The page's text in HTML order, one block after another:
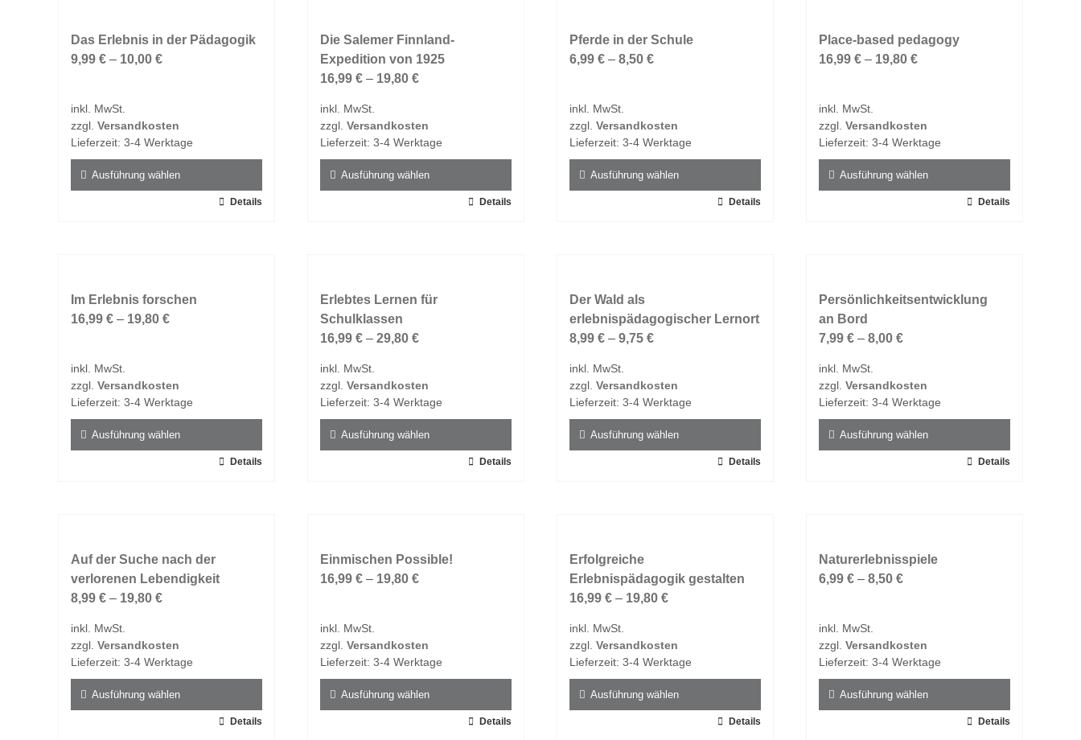
auf.
Die
auf
der
gewählt
werden
auf.
Die
Optionen
auf
der
gewählt
werden
auf.
Die
auf
der
gewählt
werden
auf.
Die
auf
der
gewählt
werden
Das Erlebnis in der Pädagogik
9,99 € – 10,00 €
inkl. MwSt.
zzgl. Versandkosten
Lieferzeit: 3-4 Werktage
Ausführung wählen
auf.
Die
auf
der
gewählt
werden
Details
Die Salemer Finnland-
Expedition von 1925
16,99 € – 19,80 €
inkl. MwSt.
zzgl. Versandkosten
Lieferzeit: 3-4 Werktage
Ausführung wählen
auf.
Die
Optionen
auf
der
gewählt
werden
Details
Pferde in der Schule
6,99 € – 8,50 €
inkl. MwSt.
zzgl. Versandkosten
Lieferzeit: 3-4 Werktage
Ausführung wählen
auf.
Die
Optionen
auf
der
gewählt
werden
Details
Place-based pedagogy
16,99 € – 19,80 €
inkl. MwSt.
zzgl. Versandkosten
Lieferzeit: 3-4 Werktage
Ausführung wählen
auf.
Die
Optionen
auf
der
gewählt
werden
Details
Im Erlebnis forschen
16,99 € – 19,80 €
inkl. MwSt.
zzgl. Versandkosten
Lieferzeit: 3-4 Werktage
Ausführung wählen
auf.
Die
Optionen
auf
der
gewählt
werden
Details
Erlebtes Lernen für
Schulklassen
16,99 € – 29,80 €
inkl. MwSt.
zzgl. Versandkosten
Lieferzeit: 3-4 Werktage
Ausführung wählen
auf.
Die
auf
der
gewählt
werden
Details
Der Wald als
erlebnispädagogischer Lernort
8,99 € – 9,75 €
inkl. MwSt.
zzgl. Versandkosten
Lieferzeit: 3-4 Werktage
Ausführung wählen
auf.
Die
Optionen
auf
der
gewählt
werden
Details
Persönlichkeitsentwicklung
an Bord
7,99 € – 8,00 €
inkl. MwSt.
zzgl. Versandkosten
Lieferzeit: 3-4 Werktage
Ausführung wählen
auf.
Die
auf
der
gewählt
werden
Details
Auf der Suche nach der
verlorenen Lebendigkeit
8,99 € – 19,80 €
inkl. MwSt.
zzgl. Versandkosten
Lieferzeit: 3-4 Werktage
Ausführung wählen
Details
Einmischen Possible!
16,99 € – 19,80 €
inkl. MwSt.
zzgl. Versandkosten
Lieferzeit: 3-4 Werktage
Ausführung wählen
Details
Erfolgreiche
Erlebnispädagogik gestalten
16,99 € – 19,80 €
inkl. MwSt.
zzgl. Versandkosten
Lieferzeit: 3-4 Werktage
Ausführung wählen
Details
Naturerlebnisspiele
6,99 € – 8,50 €
inkl. MwSt.
zzgl. Versandkosten
Lieferzeit: 3-4 Werktage
Ausführung wählen
Details